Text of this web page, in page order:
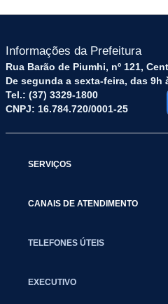
Informações da Prefeitura
Rua Barão de Piumhi, nº 121,
De segunda a sexta-feira, das 9h
Tel.: (37) 3329-1800
CNPJ: 16.784.720/0001-25
SERVIÇOS
CANAIS DE ATENDIMENTO
TELEFONES ÚTEIS
EXECUTIVO